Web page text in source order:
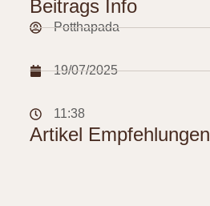
Beitrags Info
Potthapada
19/07/2025
11:38
Artikel Empfehlungen